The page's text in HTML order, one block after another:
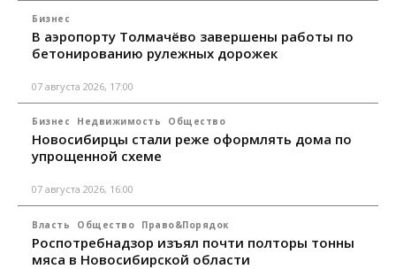
Бизнес
В аэропорту Толмачёво завершены работы по
бетонированию рулежных дорожек
07 августа 2026, 17:00
Бизнес Недвижимость Общество
Новосибирцы стали реже оформлять дома по
упрощенной схеме
07 августа 2026, 16:00
Власть Общество Право&Порядок
Роспотребнадзор изъял почти полторы тонны
мяса в Новосибирской области